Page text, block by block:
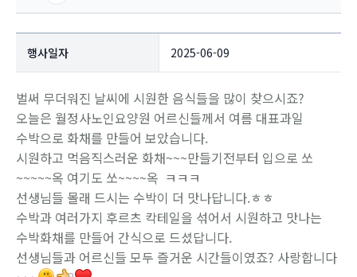
행사일자 2025-06-09
벌써 무더워진 날씨에 시원한 음식들을 많이 찾으시죠?
오늘은 월정사노인요양원 어르신들께서 여름 대표과일
수박으로 화채를 만들어 보았습니다.
시원하고 먹음직스러운 화채~~~만들기전부터 입으로 쏘
~~~~~옥 여기도 쏘~~~~옥 ㅋㅋㅋ
선생님들 몰래 드시는 수박이 더 맛나답니다.ㅎㅎ
수박과 여러가지 후르츠 칵테일을 섞어서 시원하고 맛나는
수박화채를 만들어 간식으로 드셨답니다.
선생님들과 어르신들 모두 즐거운 시간들이였죠? 사랑합니다